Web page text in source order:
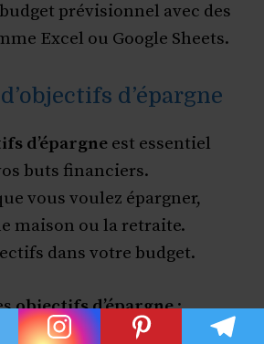
prévisionnel avec des
Excel ou Google Sheets.
d’épargne
d’épargne est essentiel
buts financiers.
vous voulez épargner,
maison ou la retraite.
dans votre budget.
objectifs d’épargne: